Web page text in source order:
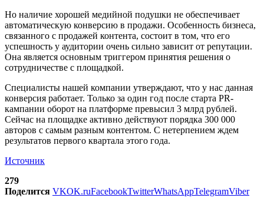
Но наличие хорошей медийной подушки не обеспечивает
автоматическую конверсию в продажи. Особенность бизнеса,
связанного с продажей контента, состоит в том, что его
успешность у аудитории очень сильно зависит от репутации.
Она является основным триггером принятия решения о
сотрудничестве с площадкой.
Специалисты нашей компании утверждают, что у нас данная
конверсия работает. Только за один год после старта PR-
кампании оборот на платформе превысил 3 млрд рублей.
Сейчас на площадке активно действуют порядка 300 000
авторов с самым разным контентом. С нетерпением ждем
результатов первого квартала этого года.
Источник
279
Поделится VKOK.ruFacebookTwitterWhatsAppTelegramViber